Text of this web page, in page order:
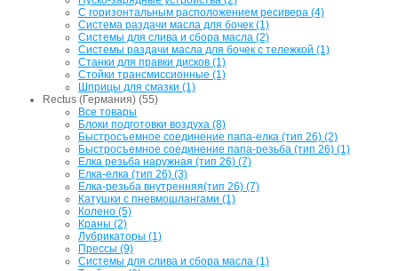
С горизонтальным расположением ресивера (4)
Система раздачи масла для бочек (1)
Системы для слива и сбора масла (2)
Системы раздачи масла для бочек с тележкой (1)
Станки для правки дисков (1)
Стойки трансмиссионные (1)
Шприцы для смазки (1)
Rectus (Германия) (55)
Все товары
Блоки подготовки воздуха (8)
Быстросъемное соединение папа-елка (тип 26) (2)
Быстросъемное соединение папа-резьба (тип 26) (1)
Елка резьба наружная (тип 26) (7)
Елка-елка (тип 26) (3)
Елка-резьба внутренняя(тип 26) (7)
Катушки с пневмошлангами (1)
Колено (5)
Краны (2)
Лубрикаторы (1)
Прессы (9)
Системы для слива и сбора масла (1)